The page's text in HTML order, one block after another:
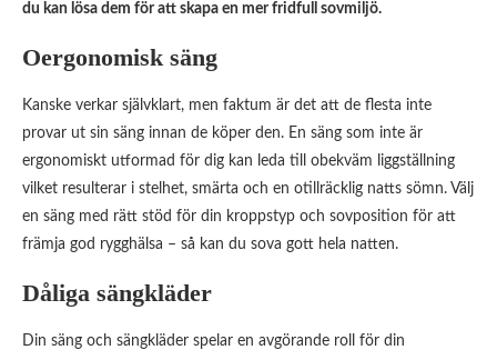
du kan lösa dem för att skapa en mer fridfull sovmiljö.
Oergonomisk säng
Kanske verkar självklart, men faktum är det att de flesta inte
provar ut sin säng innan de köper den. En säng som inte är
ergonomiskt utformad för dig kan leda till obekväm liggställning
vilket resulterar i stelhet, smärta och en otillräcklig natts sömn. Välj
en säng med rätt stöd för din kroppstyp och sovposition för att
främja god rygghälsa – så kan du sova gott hela natten.
Dåliga sängkläder
Din säng och sängkläder spelar en avgörande roll för din